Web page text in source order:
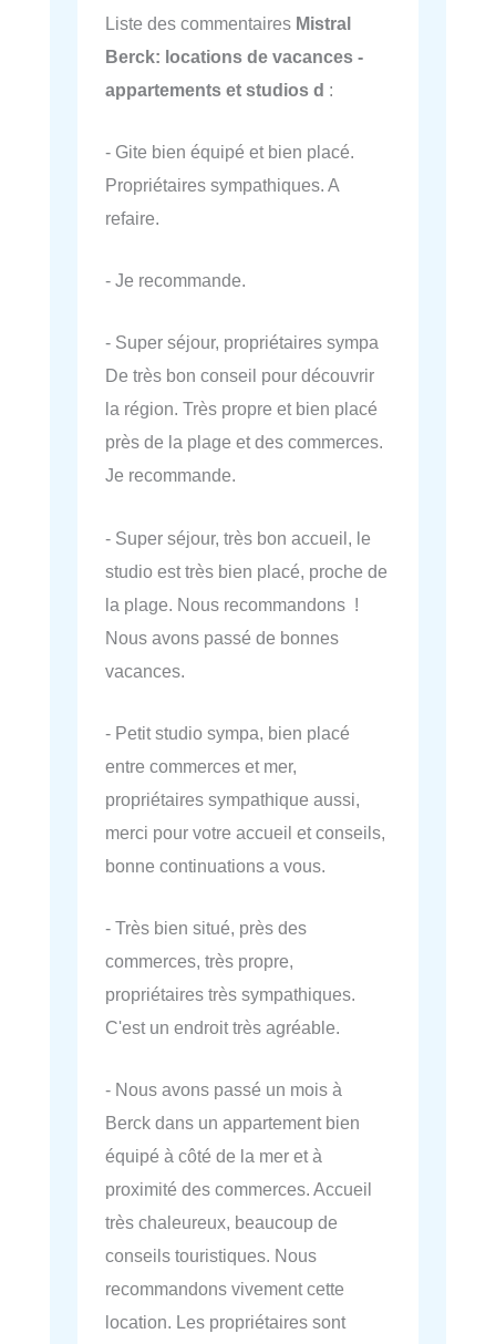
Liste des commentaires Mistral
Berck: locations de vacances -
appartements et studios d :
- Gite bien équipé et bien placé.
Propriétaires sympathiques. A
refaire.
- Je recommande.
- Super séjour, propriétaires sympa
De très bon conseil pour découvrir
la région. Très propre et bien placé
près de la plage et des commerces.
Je recommande.
- Super séjour, très bon accueil, le
studio est très bien placé, proche de
la plage. Nous recommandons !
Nous avons passé de bonnes
vacances.
- Petit studio sympa, bien placé
entre commerces et mer,
propriétaires sympathique aussi,
merci pour votre accueil et conseils,
bonne continuations a vous.
- Très bien situé, près des
commerces, très propre,
propriétaires très sympathiques.
C'est un endroit très agréable.
- Nous avons passé un mois à
Berck dans un appartement bien
équipé à côté de la mer et à
proximité des commerces. Accueil
très chaleureux, beaucoup de
conseils touristiques. Nous
recommandons vivement cette
location. Les propriétaires sont